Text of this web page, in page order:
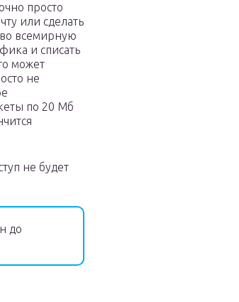
просто
или сделать
во всемирную
и списать
может
не
по 20 Мб
не будет
до